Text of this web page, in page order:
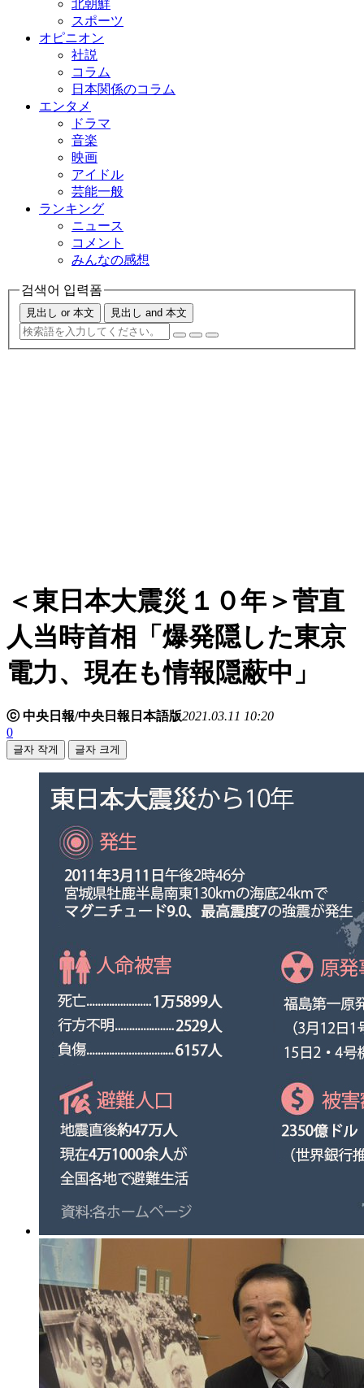
北朝鮮
スポーツ
オピニオン
社説
コラム
日本関係のコラム
エンタメ
ドラマ
音楽
映画
アイドル
芸能一般
ランキング
ニュース
コメント
みんなの感想
검색어 입력폼
見出し or 本文 見出し and 本文
＜東日本大震災１０年＞菅直
人当時首相「爆発隠した東京
電力、現在も情報隠蔽中」
ⓒ 中央日報/中央日報日本語版2021.03.11 10:20
0
글자 작게 글자 크게